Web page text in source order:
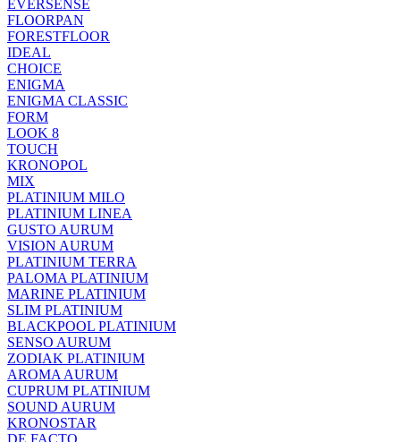
EVERSENSE
FLOORPAN
FORESTFLOOR
IDEAL
CHOICE
ENIGMA
ENIGMA CLASSIC
FORM
LOOK 8
TOUCH
KRONOPOL
MIX
PLATINIUM MILO
PLATINIUM LINEA
GUSTO AURUM
VISION AURUM
PLATINIUM TERRA
PALOMA PLATINIUM
MARINE PLATINIUM
SLIM PLATINIUM
BLACKPOOL PLATINIUM
SENSO AURUM
ZODIAK PLATINIUM
AROMA AURUM
CUPRUM PLATINIUM
SOUND AURUM
KRONOSTAR
DE FACTO